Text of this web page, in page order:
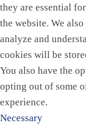
they are essential
the website. We
analyze and
cookies will be
You also have the
opting out of some
experience.
Necessary